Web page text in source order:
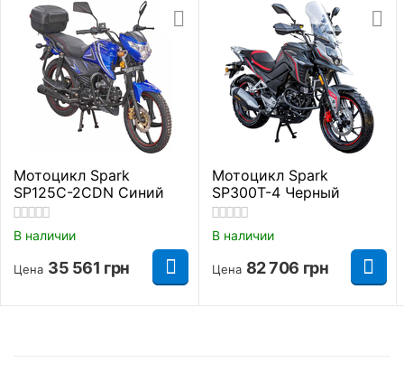
Модель Voin 200
Страна производитель Китай
Класс мотоцикла Дорожный
Тип питания Бензин
Посадочных мест
Грузоподьемность
Мотоцикл Spark
SP125C-2CDN Синий
В наличии
Цена 35 561 грн
Мотоцикл Spark
SP300T-4 Черный
В наличии
Цена 82 706 грн